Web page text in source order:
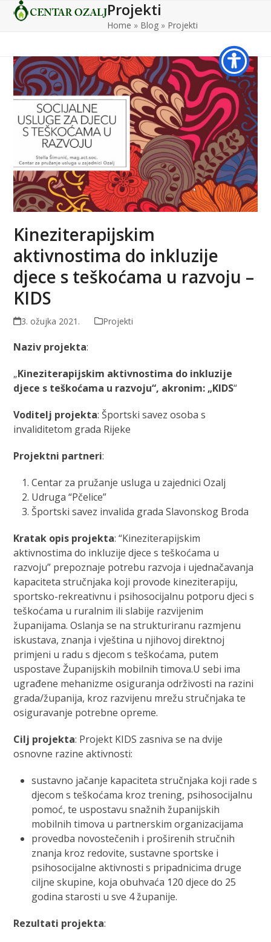
SkipOpen
Close
Projekti
Home » Blog » Projekti
Kineziterapijskim
aktivnostima do inkluzije
djece s teškoćama u razvoju –
KIDS
3. ožujka 2021. Projekti
Naziv projekta:
„Kineziterapijskim aktivnostima do inkluzije
djece s teškoćama u razvoju“, akronim: „KIDS“
Voditelj projekta: Športski savez osoba s
invaliditetom grada Rijeke
Projektni partneri:
Centar za pružanje usluga u zajednici Ozalj
Udruga “Pčelice”
Športski savez invalida grada Slavonskog Broda
Kratak opis projekta: “Kineziterapijskim
aktivnostima do inkluzije djece s teškoćama u
razvoju” prepoznaje potrebu razvoja i ujednačavanja
kapaciteta stručnjaka koji provode kineziterapiju,
sportsko-rekreativnu i psihosocijalnu potporu djeci s
teškoćama u ruralnim ili slabije razvijenim
županijama. Oslanja se na strukturiranu razmjenu
iskustava, znanja i vještina u njihovoj direktnoj
primjeni u radu s djecom s teškoćama, putem
uspostave Županijskih mobilnih timova.U sebi ima
ugrađene mehanizme osiguranja održivosti na razini
grada/županija, kroz razvijenu mrežu stručnjaka te
osiguravanje potrebne opreme.
Cilj projekta: Projekt KIDS zasniva se na dvije
osnovne razine aktivnosti:
sustavno jačanje kapaciteta stručnjaka koji rade s
djecom s teškoćama kroz trening, psihosocijalnu
pomoć, te uspostavu snažnih županijskih
mobilnih timova u partnerskim organizacijama
provedba novostečenih i proširenih stručnih
znanja kroz redovite, sustavne sportske i
psihosocijalne aktivnosti s pripadnicima druge
ciljne skupine, koja obuhvaća 120 djece do 25
godina starosti u sve 4 županije.
Rezultati projekta: